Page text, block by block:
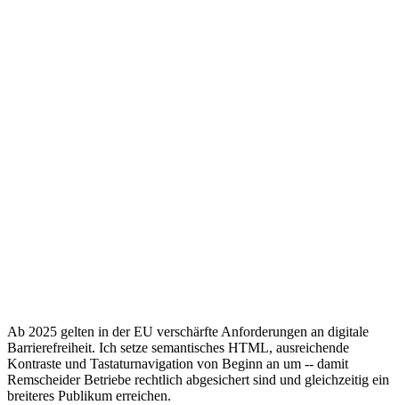
Ab 2025 gelten in der EU verschärfte Anforderungen an digitale
Barrierefreiheit. Ich setze semantisches HTML, ausreichende
Kontraste und Tastaturnavigation von Beginn an um -- damit
Remscheider Betriebe rechtlich abgesichert sind und gleichzeitig ein
breiteres Publikum erreichen.